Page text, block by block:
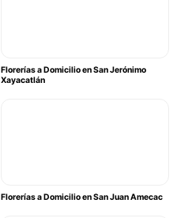
Florerías a Domicilio en San Jerónimo
Xayacatlán
Florerías a Domicilio en San Juan Amecac